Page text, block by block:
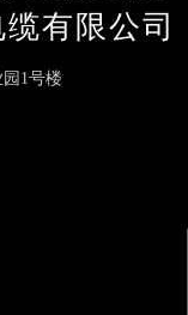
1号楼
有限公司